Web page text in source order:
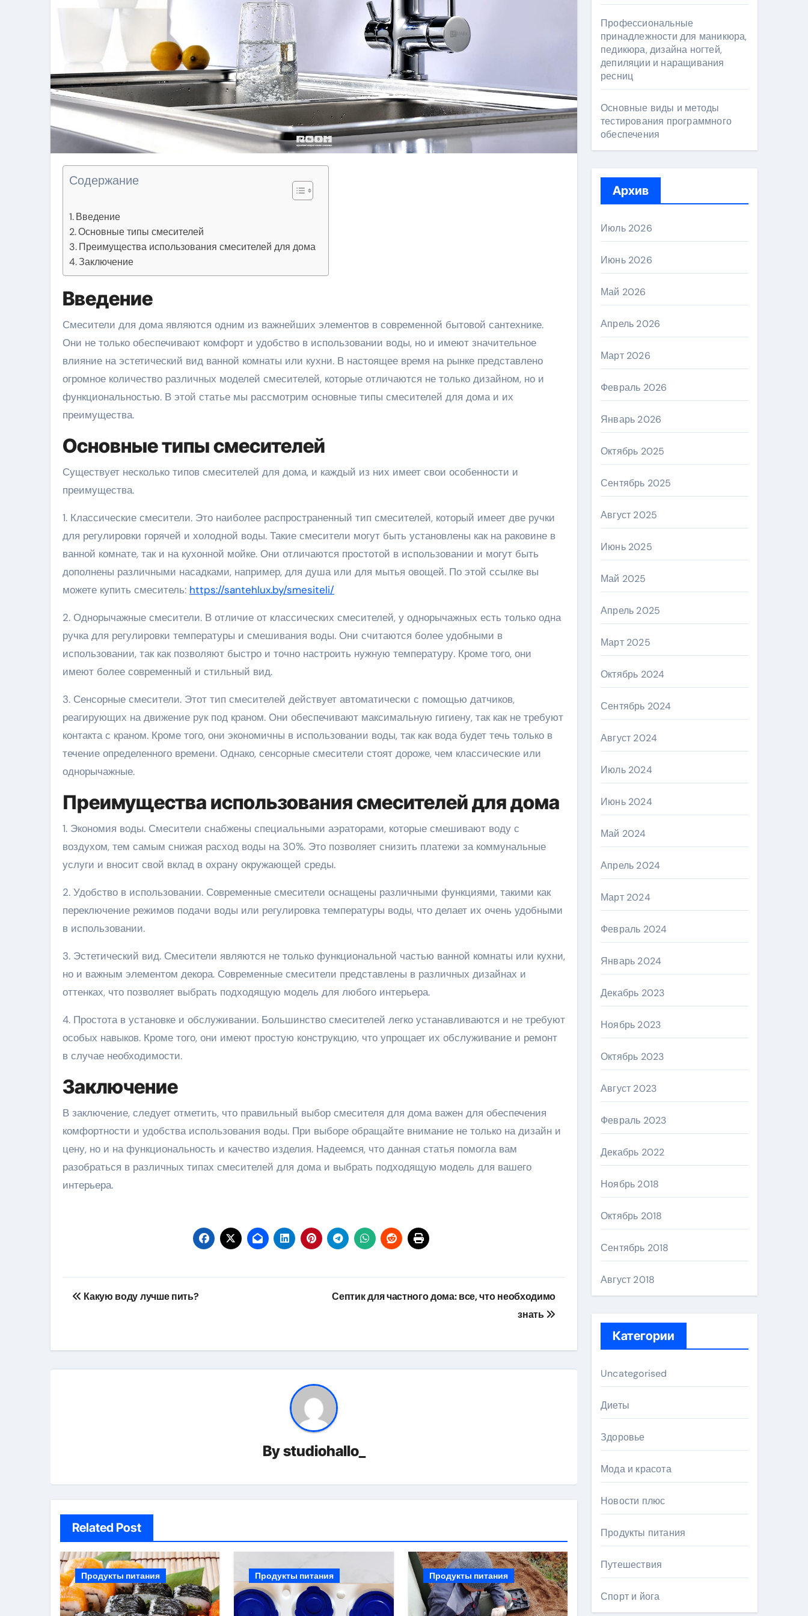
Содержание
Введение
Основные типы смесителей
Преимущества использования смесителей для дома
Заключение
Введение
Смесители для дома являются одним из важнейших элементов в современной бытовой сантехнике.
Они не только обеспечивают комфорт и удобство в использовании воды, но и имеют значительное
влияние на эстетический вид ванной комнаты или кухни. В настоящее время на рынке представлено
огромное количество различных моделей смесителей, которые отличаются не только дизайном, но и
функциональностью. В этой статье мы рассмотрим основные типы смесителей для дома и их
преимущества.
Основные типы смесителей
Существует несколько типов смесителей для дома, и каждый из них имеет свои особенности и
преимущества.
1. Классические смесители. Это наиболее распространенный тип смесителей, который имеет две ручки
для регулировки горячей и холодной воды. Такие смесители могут быть установлены как на раковине в
ванной комнате, так и на кухонной мойке. Они отличаются простотой в использовании и могут быть
дополнены различными насадками, например, для душа или для мытья овощей. По этой ссылке вы
можете купить смеситель: https://santehlux.by/smesiteli/
2. Однорычажные смесители. В отличие от классических смесителей, у однорычажных есть только одна
ручка для регулировки температуры и смешивания воды. Они считаются более удобными в
использовании, так как позволяют быстро и точно настроить нужную температуру. Кроме того, они
имеют более современный и стильный вид.
3. Сенсорные смесители. Этот тип смесителей действует автоматически с помощью датчиков,
реагирующих на движение рук под краном. Они обеспечивают максимальную гигиену, так как не требуют
контакта с краном. Кроме того, они экономичны в использовании воды, так как вода будет течь только в
течение определенного времени. Однако, сенсорные смесители стоят дороже, чем классические или
однорычажные.
Преимущества использования смесителей для дома
1. Экономия воды. Смесители снабжены специальными аэраторами, которые смешивают воду с
воздухом, тем самым снижая расход воды на 30%. Это позволяет снизить платежи за коммунальные
услуги и вносит свой вклад в охрану окружающей среды.
2. Удобство в использовании. Современные смесители оснащены различными функциями, такими как
переключение режимов подачи воды или регулировка температуры воды, что делает их очень удобными
в использовании.
3. Эстетический вид. Смесители являются не только функциональной частью ванной комнаты или кухни,
но и важным элементом декора. Современные смесители представлены в различных дизайнах и
оттенках, что позволяет выбрать подходящую модель для любого интерьера.
4. Простота в установке и обслуживании. Большинство смесителей легко устанавливаются и не требуют
особых навыков. Кроме того, они имеют простую конструкцию, что упрощает их обслуживание и ремонт
в случае необходимости.
Заключение
В заключение, следует отметить, что правильный выбор смесителя для дома важен для обеспечения
комфортности и удобства использования воды. При выборе обращайте внимание не только на дизайн и
цену, но и на функциональность и качество изделия. Надеемся, что данная статья помогла вам
разобраться в различных типах смесителей для дома и выбрать подходящую модель для вашего
интерьера.
Навигация
Какую воду лучше пить?
Септик для частного дома: все, что необходимо
знать
Bystudiohallo_
Related Post
Продукты питания Продукты питания Продукты питания
Профессиональные
принадлежности для маникюра,
педикюра, дизайна ногтей,
депиляции и наращивания
ресниц
Основные виды и методы
тестирования программного
обеспечения
Архив
Июль 2026
Июнь 2026
Май 2026
Апрель 2026
Март 2026
Февраль 2026
Январь 2026
Октябрь 2025
Сентябрь 2025
Август 2025
Июнь 2025
Май 2025
Апрель 2025
Март 2025
Октябрь 2024
Сентябрь 2024
Август 2024
Июль 2024
Июнь 2024
Май 2024
Апрель 2024
Март 2024
Февраль 2024
Январь 2024
Декабрь 2023
Ноябрь 2023
Октябрь 2023
Август 2023
Февраль 2023
Декабрь 2022
Ноябрь 2018
Октябрь 2018
Сентябрь 2018
Август 2018
Категории
Uncategorised
Диеты
Здоровье
Мода и красота
Новости плюс
Продукты питания
Путешествия
Спорт и йога